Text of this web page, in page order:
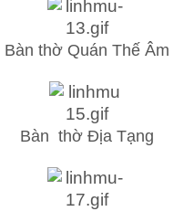
Bàn thờ Quán Thế Âm
Bàn thờ Địa Tạng